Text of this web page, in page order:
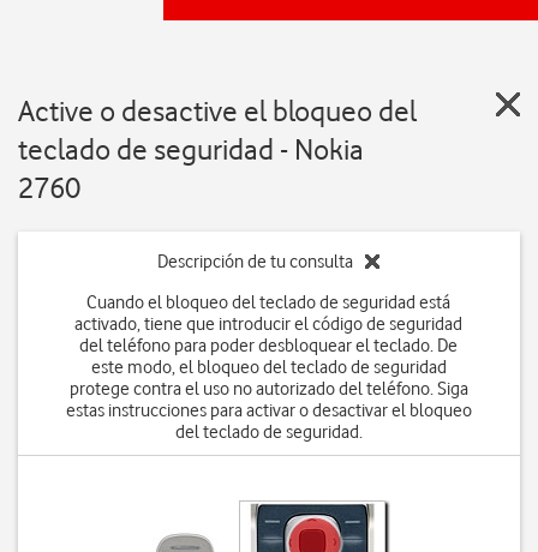
Active o desactive el bloqueo del
teclado de seguridad - Nokia
2760
Descripción de tu consulta
Cuando el bloqueo del teclado de seguridad está
activado, tiene que introducir el código de seguridad
del teléfono para poder desbloquear el teclado. De
este modo, el bloqueo del teclado de seguridad
protege contra el uso no autorizado del teléfono. Siga
estas instrucciones para activar o desactivar el bloqueo
del teclado de seguridad.